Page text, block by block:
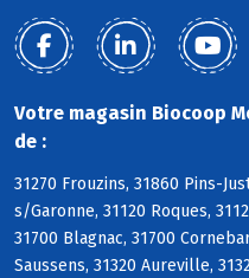
Votre magasin Biocoop
de :
31270 Frouzins, 31860 Pins-
s/Garonne, 31120 Roques,
31700 Blagnac, 31700
Saussens, 31320 Aureville,